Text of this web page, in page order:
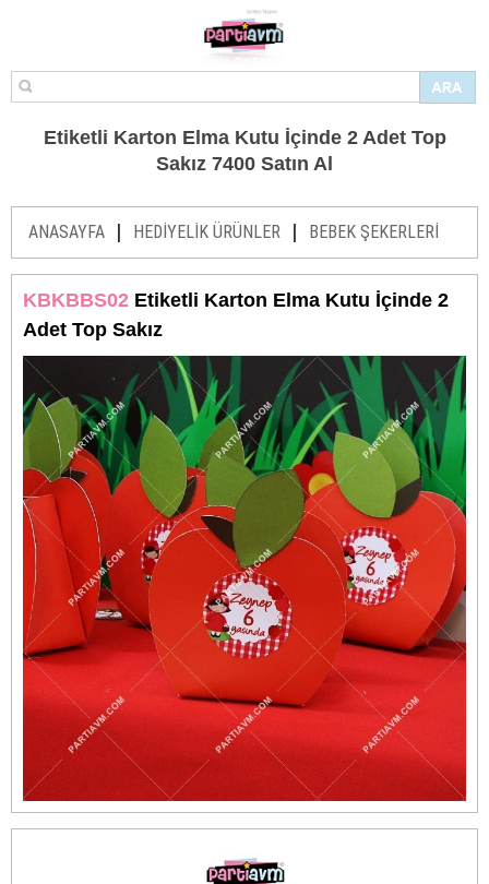
Etiketli Karton Elma Kutu İçinde 2 Adet Top
Sakız 7400 Satın Al
ANASAYFA | HEDİYELİK ÜRÜNLER | BEBEK ŞEKERLERİ
KBKBBS02 Etiketli Karton Elma Kutu İçinde 2
Adet Top Sakız